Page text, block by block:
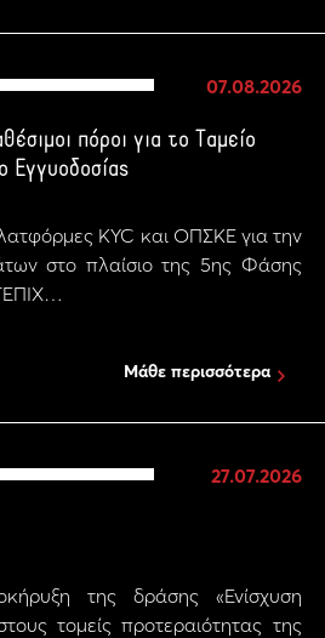
07.08.2026
πόροι για το Ταμείο
Εγγυοδοσίας
KYC και ΟΠΣΚΕ για την
στο πλαίσιο της 5ης Φάσης
Μάθε περισσότερα
27.07.2026
της δράσης «Ενίσχυση
τομείς προτεραιότητας της